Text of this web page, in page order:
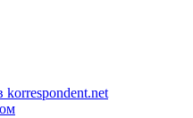
korrespondent.net